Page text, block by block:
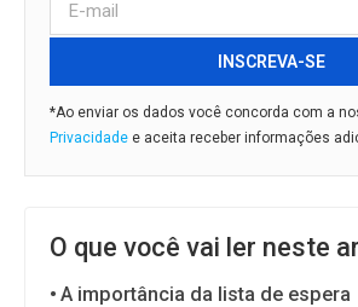
INSCREVA-SE
*Ao enviar os dados você concorda com a
Privacidade e aceita receber informações
O que você vai ler neste
A importância da lista de espera